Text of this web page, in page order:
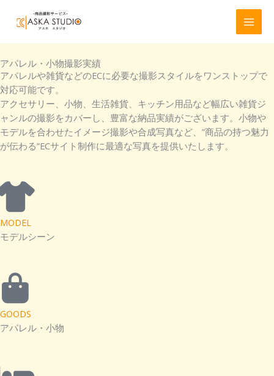
キ
ッ
プ
アパレル・小物撮影実績
アパレルや雑貨などのECに必要な撮影スタイルをワンストップで
対応可能です。
アクセサリー、小物、生活雑貨、キッチン用品など幅広い雑貨ジ
ャンルの撮影をカバーし、豊富な納品実績がございます。 小物や
モデルを合わせたイメージ撮影や合成写真など、”商品の持つ魅力
が伝わる”ECサイト制作に最適な写真を提供いたします。
MODEL
モデルシーン
GOODS
アパレル・小物